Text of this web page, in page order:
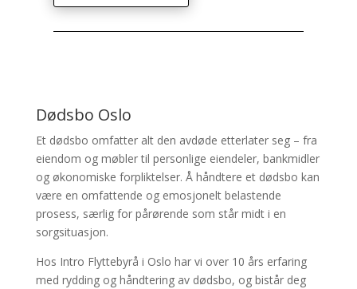
Dødsbo Oslo
Et dødsbo omfatter alt den avdøde etterlater seg – fra
eiendom og møbler til personlige eiendeler, bankmidler
og økonomiske forpliktelser. Å håndtere et dødsbo kan
være en omfattende og emosjonelt belastende
prosess, særlig for pårørende som står midt i en
sorgsituasjon.
Hos Intro Flyttebyrå i Oslo har vi over 10 års erfaring
med rydding og håndtering av dødsbo, og bistår deg